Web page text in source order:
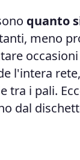
quanto
meno
l'intera
tra i pali.
dal